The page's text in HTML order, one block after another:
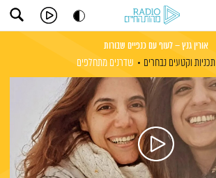
אורין גנץ – לעוף עם כנפיים שבורות
תכניות וקטעים נבחרים שדרנים מתחלפים